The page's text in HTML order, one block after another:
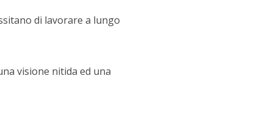
di lavorare a lungo
visione nitida ed una